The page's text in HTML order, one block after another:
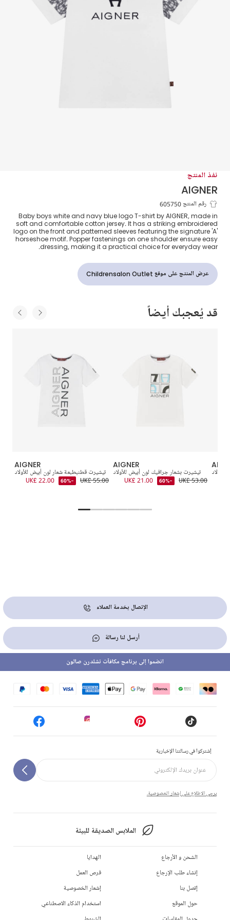
نفذ المنتج
AIGNER
تيشيرت قطن جيرسي لون أبيض للأولاد الرضع
رقم المنتج 605750
Baby boys white and navy blue logo T-shirt by AIGNER, made in
soft and comfortable cotton jersey. It has a striking embroidered
logo on the front and patterned sleeves featuring the signature 'A'
horseshoe motif. Popper fastenings on one shoulder ensure easy
dressing, making it a practical choice for everyday wear.
عرض المنتج على موقع Childrensalon Outlet
قد يُعجبك أيضاً
AIGNER
تيشيرت قطنبطبعة شعار لون أبيض للأولاد
UK£ 55.00
-60%
UK£ 22.00
AIGNER
تيشيرت بشعار جرافيك لون أبيض للأولاد
UK£ 53.00
-60%
UK£ 21.00
الإتصال بخدمة العملاء
أرسل لنا رسالة
إشتركوا في رسالتنا الإخبارية
يرجى الاطلاع على إشعار الخصوصية.
الملابس الصديقة للبيئة
انضموا إلى برنامج مكافآت تشلدرن صالون
الشحن و الأرجاع
إنشاء طلب الإرجاع
إتصل بنا
حول الموقع
الهدايا
فرص العمل
إشعار الخصوصية
استخدام الذكاء الاصطناعي